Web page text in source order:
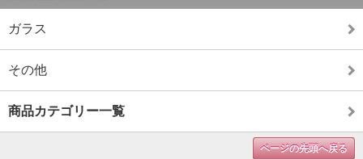
ガラス
その他
商品カテゴリー一覧
ページの先頭へ戻る